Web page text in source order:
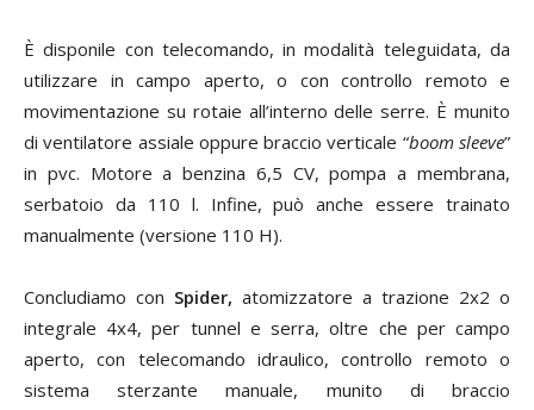
È disponile con telecomando, in modalità teleguidata, da
utilizzare in campo aperto, o con controllo remoto e
movimentazione su rotaie all’interno delle serre. È munito
di ventilatore assiale oppure braccio verticale “boom sleeve”
in pvc. Motore a benzina 6,5 CV, pompa a membrana,
serbatoio da 110 l. Infine, può anche essere trainato
manualmente (versione 110 H).
Concludiamo con Spider, atomizzatore a trazione 2x2 o
integrale 4x4, per tunnel e serra, oltre che per campo
aperto, con telecomando idraulico, controllo remoto o
sistema sterzante manuale, munito di braccio